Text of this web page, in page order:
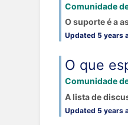
Comunidade
O suporte é a
Updated 5 years
O que
Comunidade
A lista de
Updated 5 years